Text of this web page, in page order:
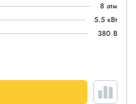
8 атм
5.5 кВт
380 В